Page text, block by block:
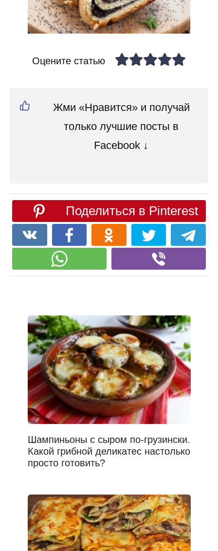
Оцените статью
Жми «Нравится» и получай
только лучшие посты в
Facebook ↓
Поделиться в Pinterest
Шампиньоны с сыром по-грузински.
Какой грибной деликатес настолько
просто готовить?